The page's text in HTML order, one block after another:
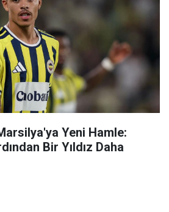
Yeni Hamle:
Bir Yıldız Daha